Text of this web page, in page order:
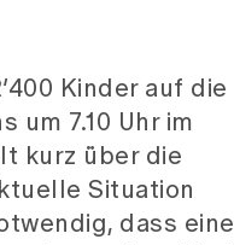
Kinder auf die
um 7.10 Uhr im
kurz über die
Situation
dass eine